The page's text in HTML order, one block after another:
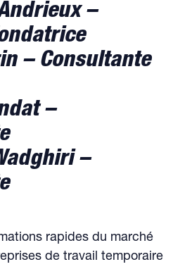
–
– Consultante
–
–
rapides du marché
de travail temporaire